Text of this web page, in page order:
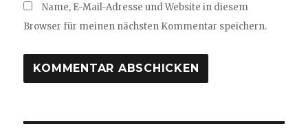
Name, E-Mail-Adresse und Website in diesem
Browser für meinen nächsten Kommentar speichern.